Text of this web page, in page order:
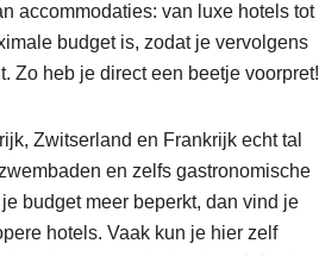
accommodaties: van luxe hotels tot
budget is, zodat je vervolgens
Zo heb je direct een beetje voorpret!
Zwitserland en Frankrijk echt tal
en zelfs gastronomische
budget meer beperkt, dan vind je
hotels. Vaak kun je hier zelf